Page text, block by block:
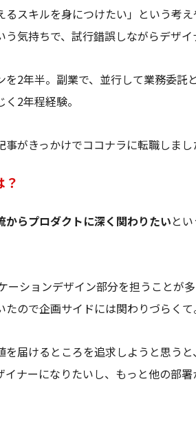
スキルを身につけたい」という考
う気持ちで、試行錯誤しながらデザイ
2年半。副業で、並行して業務委託
2年程経験。
事がきっかけでココナラに転職しまし
からプロダクトに深く関わりたいと
ーションデザイン部分を担うことが
ので企画サイドには関わりづらくて
届けるところを追求しようと思う
ナーになりたいし、もっと他の部